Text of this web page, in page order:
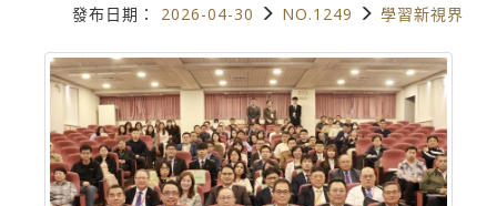
發布日期： 2026-04-30 NO.1249 學習新視界